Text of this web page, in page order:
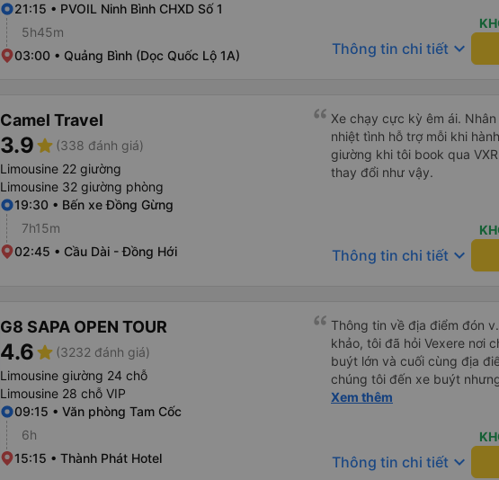
21:15 • PVOIL Ninh Bình CHXD Số 1
5h45m
03:00 • Quảng Bình (Dọc Quốc Lộ 1A)
trên xe hoạt động hoàn
sạc: Có sẵn cổng sạc USB
tiên tôi thấy. • Môi trường
bật đèn không cần thiết
mọi người. Điểm chưa tốt: •
chót: Vài giờ trước khi khởi
điểm đón đã được thay đổi
khoảng 30 phút. Tuy nhiên,
mức không thể chịu nổi. •
chúng tôi chuyển sang xe
mình ở Đà Nẵng, xe quá
cực với công ty này. Đây là
từng sử dụng ở Việt Nam.
tạo nên sự khác biệt đáng
cho bất kỳ ai đi tuyến đường
Thông tin chi tiết keyboard_arrow_down
Camel Travel
3.9star (338 đánh giá)
Limousine 22 giường
Limousine 32 giường phòng
19:30 • Bến xe Đồng Gừng
7h15m
02:45 • Cầu Dài - Đồng Hới
Xe chạy cực kỳ êm ái.
nhiệt tình hỗ trợ mỗi khi
giường khi tôi book qua
thay đổi như vậy.
Thông tin chi tiết keyboard_arrow_down
G8 SAPA OPEN TOUR
4.6star (3232 đánh giá)
Limousine giường 24 chỗ
Limousine 28 chỗ VIP
09:15 • Văn phòng Tam Cốc
6h
15:15 • Thành Phát Hotel
Thông tin về địa điểm đón
khảo, tôi đã hỏi Vexere nơi
buýt lớn và cuối cùng địa
chúng tôi đến xe buýt
Chúng tôi khởi hành đúng
đến Sa Pa muộn 30 phút
buýt nên hãy cân nhắc
khu vực đường cao tốc (3
Xem thêm
Thông tin chi tiết keyboard_arrow_down